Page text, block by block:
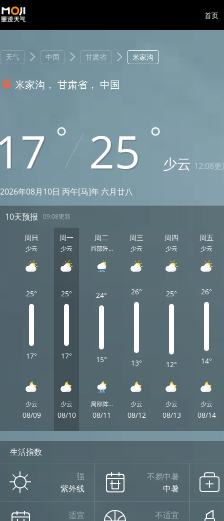
首页
天气 中国 甘肃省 米家沟
米家沟， 甘肃省， 中国
25 少云 12:08
2026年08月10日 丙午[马]年 六月廿八
10天预报 09:08更新
周日
少云
25°
17°
少云
08/09
周一
少云
25°
17°
少云
08/10
周二
局部阵...
24°
15°
局部阵...
08/11
周三
少云
26°
13°
少云
08/12
周四
少云
25°
12°
少云
08/13
周五
少云
26°
14°
少云
08/14
生活指数
强
紫外线
不易中暑
中暑
适宜
不适宜